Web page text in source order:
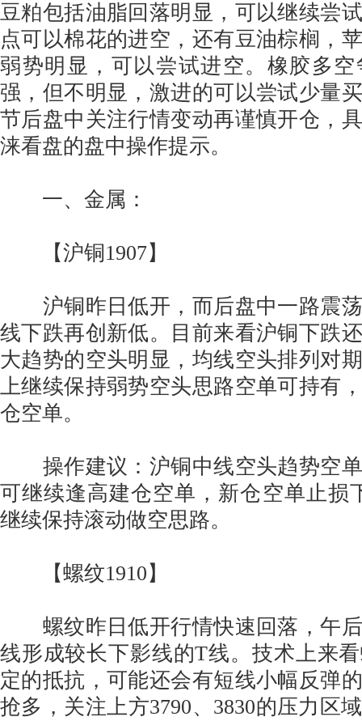
豆粕包括油脂回落明显，可以继续尝
点可以棉花的进空，还有豆油棕榈，
弱势明显，可以尝试进空。橡胶多
强，但不明显，激进的可以尝试少量
节后盘中关注行情变动再谨慎开仓，
涞看盘的盘中操作提示。
一、金属：
【沪铜1907】
沪铜昨日低开，而后盘中一路震荡
线下跌再创新低。目前来看沪铜下跌
大趋势的空头明显，均线空头排列对
上继续保持弱势空头思路空单可持有
仓空单。
操作建议：沪铜中线空头趋势空单
可继续逢高建仓空单，新仓空单止损
继续保持滚动做空思路。
【螺纹1910】
螺纹昨日低开行情快速回落，午后
线形成较长下影线的T线。技术上来
定的抵抗，可能还会有短线小幅反弹
抢多，关注上方3790、3830的压力区